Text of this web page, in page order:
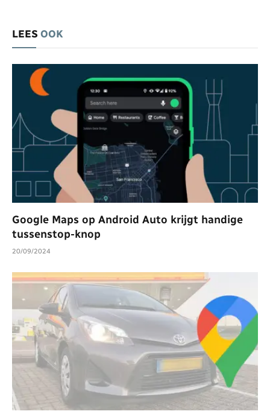
LEES OOK
Google Maps op Android Auto krijgt handige
tussenstop-knop
20/09/2024